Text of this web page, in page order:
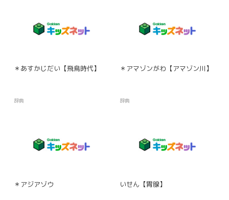
＊あすかじだい【飛鳥時代】
辞典
＊アマゾンがわ【アマゾン川】
辞典
＊アジアゾウ いせん【胃腺】